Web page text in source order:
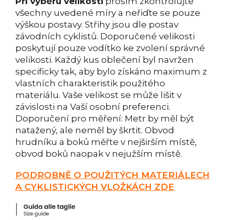
všechny uvedené míry a neřiďte se pouze
výškou postavy. Střihy jsou dle postav
závodních cyklistů. Doporučené velikosti
poskytují pouze vodítko ke zvolení správné
velikosti. Každý kus oblečení byl navržen
specificky tak, aby bylo získáno maximum z
vlastních charakteristik použitého
materiálu. Vaše velikost se může lišit v
závislosti na Vaší osobní preferenci.
Doporučení pro měření: Metr by měl být
natažený, ale neměl by škrtit. Obvod
hrudníku a boků měřte v nejširším místě,
obvod boků naopak v nejužším místě.
PODROBNĚ O POUŽITÝCH MATERIÁLECH
A CYKLISTICKÝCH VLOŽKÁCH ZDE